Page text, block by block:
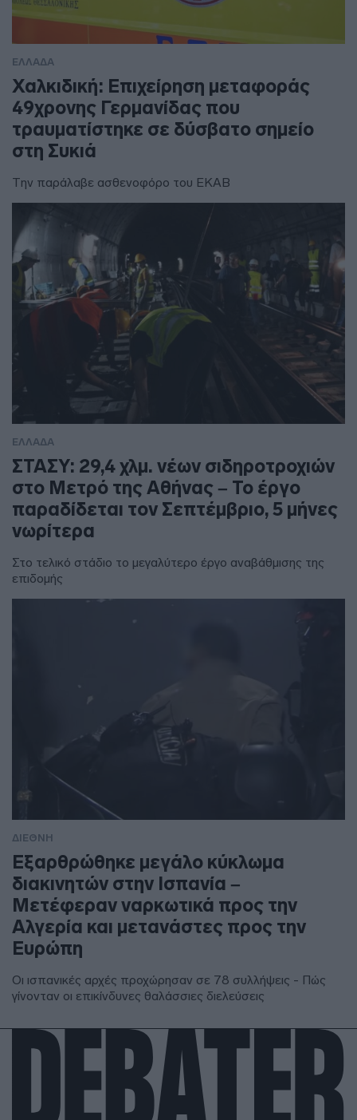
ΕΛΛΑΔΑ
Χαλκιδική: Επιχείρηση μεταφοράς
49χρονης Γερμανίδας που
τραυματίστηκε σε δύσβατο σημείο
στη Συκιά
Την παράλαβε ασθενοφόρο του ΕΚΑΒ
ΕΛΛΑΔΑ
ΣΤΑΣΥ: 29,4 χλμ. νέων σιδηροτροχιών
στο Μετρό της Αθήνας – Το έργο
παραδίδεται τον Σεπτέμβριο, 5 μήνες
νωρίτερα
Στο τελικό στάδιο το μεγαλύτερο έργο αναβάθμισης της
επιδομής
ΔΙΕΘΝΗ
Εξαρθρώθηκε μεγάλο κύκλωμα
διακινητών στην Ισπανία –
Μετέφεραν ναρκωτικά προς την
Αλγερία και μετανάστες προς την
Ευρώπη
Οι ισπανικές αρχές προχώρησαν σε 78 συλλήψεις - Πώς
γίνονταν οι επικίνδυνες θαλάσσιες διελεύσεις